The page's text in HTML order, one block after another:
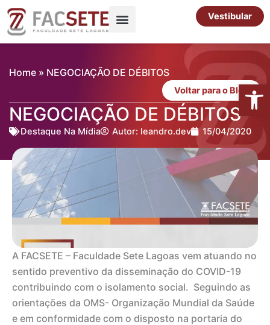
para
Vestibular
Home » NEGOCIAÇÃO DE DÉBITOS
Voltar para o Blog
NEGOCIAÇÃO DE DÉBITOS
Destaque Na Mídia Autor: leandro.dev 15/04/2020
A FACSETE – Faculdade Sete Lagoas vem atuando no
sentido preventivo da disseminação do COVID-19
contribuindo com o isolamento social. Seguindo as
orientações da OMS- Organização Mundial da Saúde
e em conformidade com o disposto na portaria do
Abrir